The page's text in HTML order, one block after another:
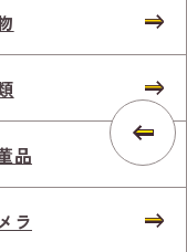
ダ
ネックレス
品
ラ